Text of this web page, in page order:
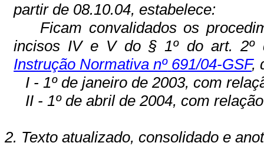
partir de 08.10.04, estabelece:
Ficam convalidados os
incisos IV e V do § 1º do art. 2º
Instrução Normativa nº 691/04-GSF,
I - 1º de janeiro de 2003, com
II - 1º de abril de 2004, com
2. Texto atualizado, consolidado e